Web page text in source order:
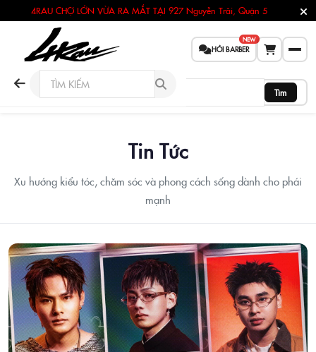
4RAU CHỢ LỚN VỪA RA MẮT TẠI 927 Nguyễn Trãi, Quận 5
HỎI BARBER
NEW
Tìm
Tin Tức
Xu hướng kiểu tóc, chăm sóc và phong cách sống dành cho phái
mạnh